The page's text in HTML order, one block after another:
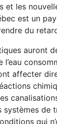
et les
est un
du
auront
affecter
systèmes de
qui